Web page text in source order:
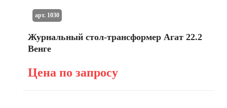
Журнальный стол-трансформер Агат 22.2
Венге
Цена по запросу
арт. 1030